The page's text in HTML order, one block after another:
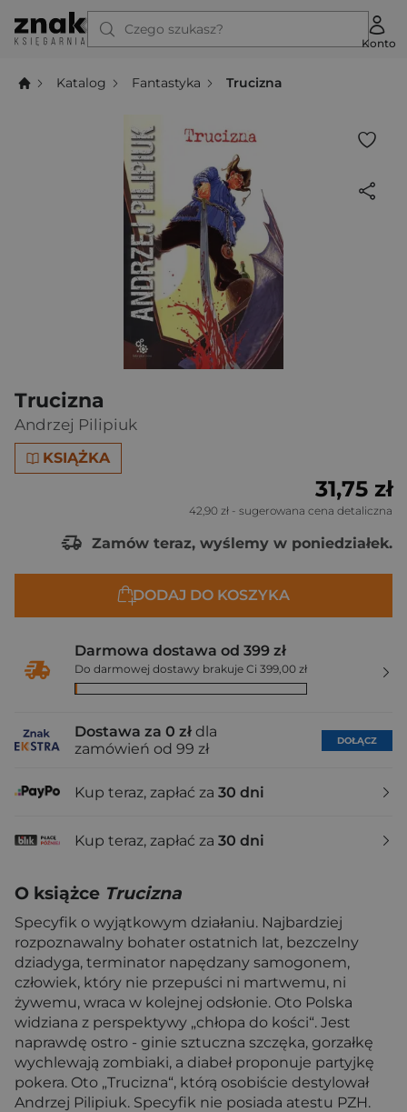
Czego szukasz?
Konto
Katalog Fantastyka Trucizna
Trucizna
Andrzej Pilipiuk
KSIĄŻKA
31,75 zł
42,90 zł - sugerowana cena detaliczna
Zamów teraz, wyślemy w poniedziałek.
DODAJ DO KOSZYKA
Darmowa dostawa od 399 zł
Do darmowej dostawy brakuje Ci 399,00 zł
Dostawa za 0 zł dla
zamówień od 99 zł
DOŁĄCZ
Kup teraz, zapłać za 30 dni
Kup teraz, zapłać za 30 dni
O książce Trucizna
Specyfik o wyjątkowym działaniu. Najbardziej
rozpoznawalny bohater ostatnich lat, bezczelny
dziadyga, terminator napędzany samogonem,
człowiek, który nie przepuści ni martwemu, ni
żywemu, wraca w kolejnej odsłonie. Oto Polska
widziana z perspektywy „chłopa do kości“. Jest
naprawdę ostro - ginie sztuczna szczęka, gorzałkę
wychlewają zombiaki, a diabeł proponuje partyjkę
pokera. Oto „Trucizna“, którą osobiście destylował
Andrzej Pilipiuk. Specyfik nie posiada atestu PZH.